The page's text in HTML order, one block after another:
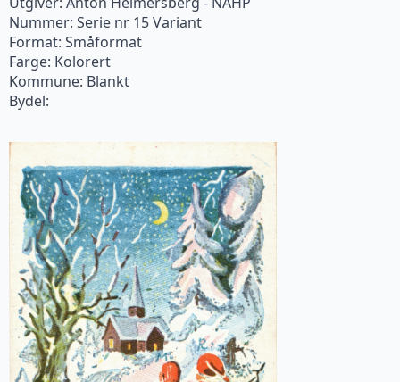
Nummer: Serie nr 15 Variant
Format: Småformat
Farge: Kolorert
Kommune: Blankt
Bydel: